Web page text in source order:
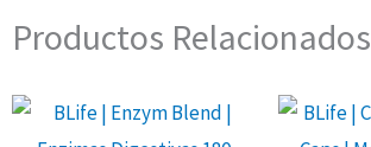
Productos Relacionados